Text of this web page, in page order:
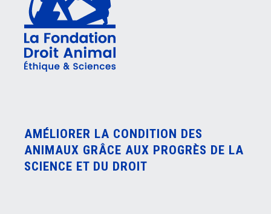
AMÉLIORER LA CONDITION DES
ANIMAUX GRÂCE AUX PROGRÈS DE LA
SCIENCE ET DU DROIT